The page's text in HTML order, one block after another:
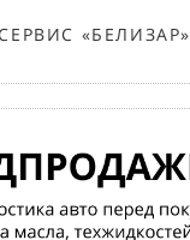
«БЕЛИЗАР»